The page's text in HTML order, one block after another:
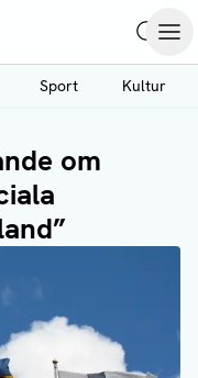
Sport Kultur
om